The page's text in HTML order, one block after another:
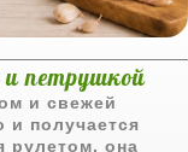
и петрушкой
и свежей
и получается
рулетом, она